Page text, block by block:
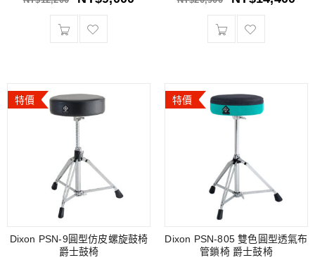
特價
Dixon PSN-9圓型仿皮螺旋鼓椅
爵士鼓椅
特價
Dixon PSN-805 雙色圓型透氣布
管鎖椅 爵士鼓椅